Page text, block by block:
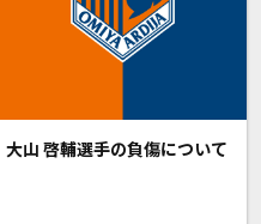
大山 啓輔選手の負傷について